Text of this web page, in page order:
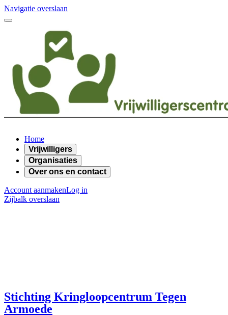
Navigatie overslaan
Home
Vrijwilligers
Organisaties
Over ons en contact
Account aanmakenLog in
Zijbalk overslaan
Stichting Kringloopcentrum Tegen
Armoede